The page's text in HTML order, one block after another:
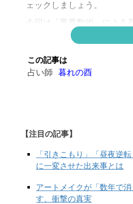
ェックしましょう。
今回は「鳳凰数術」による
▶鳳凰数術の占い方は
＞＞「鳳凰数術」キャラク
この記事は
占い師 暮れの酉
【注目の記事】
「引きこもり」「昼夜逆
に一変させた出来事とは
アートメイクが「数年で
す、衝撃の真実